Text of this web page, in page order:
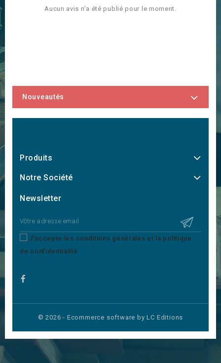
Aucun avis n'a été publié pour le moment.
Nouveautés
Produits
Notre Société
Newsletter
J'accepte les conditions générales et la politique
de confidentialité
© 2026 - Ecommerce software by LC Editions